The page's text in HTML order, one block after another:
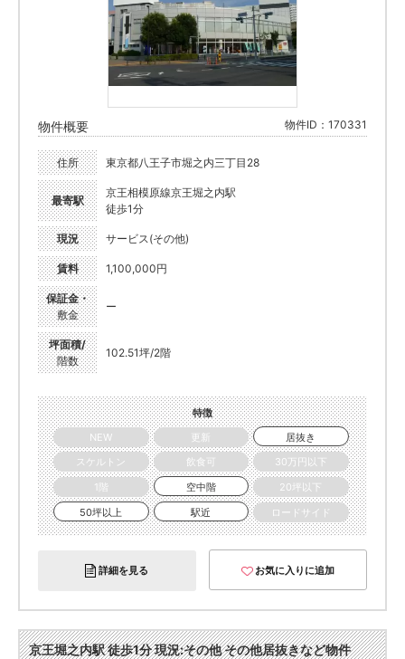
物件概要 物件ID：170331
住所 東京都八王子市堀之内三丁目28
最寄駅
京王相模原線京王堀之内駅
徒歩1分
現況 サービス(その他)
賃料 1,100,000円
保証金・
敷金
ー
坪面積/
階数
102.51坪/2階
特徴
NEW
更新
居抜き
スケルトン
飲食可
30万円以下
1階
空中階
20坪以下
50坪以上
駅近 ロードサイド
詳細を見る お気に入りに追加
京王堀之内駅 徒歩1分 現況:その他 その他居抜きなど物件